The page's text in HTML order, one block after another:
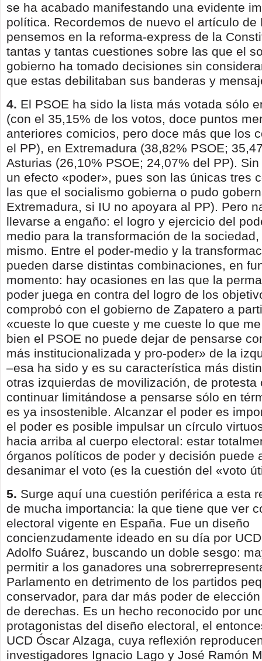
se ha acabado manifestando una evidente
política. Recordemos de nuevo el artículo de
pensemos en la reforma-express de la
tantas y tantas cuestiones sobre las que el
gobierno ha tomado decisiones sin
que estas debilitaban sus banderas y
4. El PSOE ha sido la lista más votada sólo
(con el 35,15% de los votos, doce puntos
anteriores comicios, pero doce más que los
el PP), en Extremadura (38,82% PSOE;
Asturias (26,10% PSOE; 24,07% del PP).
un efecto «poder», pues son las únicas tres
las que el socialismo gobierna o pudo
Extremadura, si IU no apoyara al PP). Pero
llevarse a engaño: el logro y ejercicio del
medio para la transformación de la
mismo. Entre el poder-medio y la
pueden darse distintas combi­naciones, en
momento: hay ocasiones en las que la
poder juega en contra del logro de los
comprobó con el gobierno de Zapatero a
«cueste lo que cueste y me cueste lo que
bien el PSOE no puede dejar de pensarse
más institucionaliza­da y pro-poder» de la
–esa ha sido y es su característica más
otras izquier­das de movilización, de protesta
continuar limitándose a pensarse sólo en
es ya insostenible. Alcanzar el poder es
el poder es posible impulsar un círculo
hacia arriba al cuerpo electoral: estar
órganos políticos de poder y decisión puede
desanimar el voto (es la cuestión del «voto
5. Surge aquí una cuestión periférica a esta
de mucha importancia: la que tiene que ver
electoral vigente en España. Fue un diseño
concienzudamen­te ideado en su día por
Adolfo Suárez, buscando un doble sesgo:
permitir a los ganadores una
Parlamento en de­trimento de los partidos
conservador, para dar más poder de
de derechas. Es un hecho reconocido por
protagonistas del diseño electoral, el
UCD Óscar Alzaga, cuya reflexión
investigadores Ignacio Lago y José Ramón